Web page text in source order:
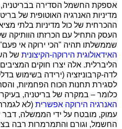
אספקת החשמל הסדירה
מדיניות האנרגיה האוטופית של
ההכרחית של כול מדיניות בלתי
העסק התחיל עם הכרזתו הוותיקה
שממשלתו תהיה "הכי ירוקה אי
האידאולוגית הירוקה-הקיצונית של
הליברלית. אלה יצרו חוקים
לדה-קרבוניזציה (ירידה בשימוש
לסגירת תחנות הכוח הפחמיות,
כלומר – במקרה של בריטניה,
האנרגיה הירוקה אפשרית (לא
עמוק, מובטח על ידי הממשלה, דבר
החשמל, וגורם והתמרמרות רבה